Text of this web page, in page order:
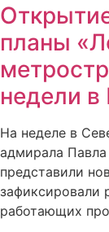
планы
недели в
На неделе в
адмирала
представили
зафиксировали
работающих